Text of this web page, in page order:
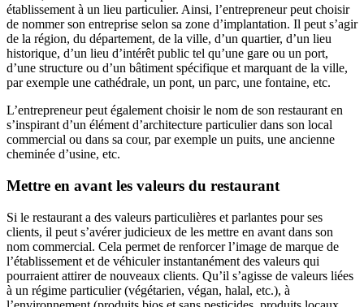
établissement à un lieu particulier. Ainsi, l’entrepreneur peut choisir
de nommer son entreprise selon sa zone d’implantation. Il peut s’agir
de la région, du département, de la ville, d’un quartier, d’un lieu
historique, d’un lieu d’intérêt public tel qu’une gare ou un port,
d’une structure ou d’un bâtiment spécifique et marquant de la ville,
par exemple une cathédrale, un pont, un parc, une fontaine, etc.
L’entrepreneur peut également choisir le nom de son restaurant en
s’inspirant d’un élément d’architecture particulier dans son local
commercial ou dans sa cour, par exemple un puits, une ancienne
cheminée d’usine, etc.
Mettre en avant les valeurs du restaurant
Si le restaurant a des valeurs particulières et parlantes pour ses
clients, il peut s’avérer judicieux de les mettre en avant dans son
nom commercial. Cela permet de renforcer l’image de marque de
l’établissement et de véhiculer instantanément des valeurs qui
pourraient attirer de nouveaux clients. Qu’il s’agisse de valeurs liées
à un régime particulier (végétarien, végan, halal, etc.), à